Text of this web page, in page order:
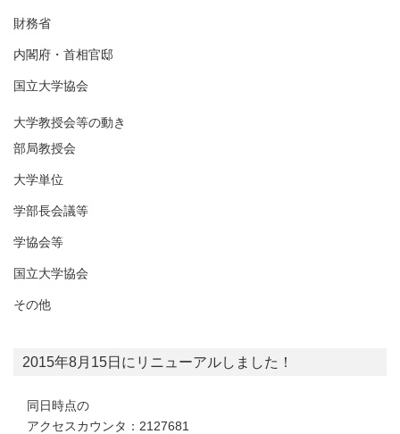
財務省
内閣府・首相官邸
国立大学協会
大学教授会等の動き
部局教授会
大学単位
学部長会議等
学協会等
国立大学協会
その他
2015年8月15日にリニューアルしました！
同日時点の
アクセスカウンタ：2127681